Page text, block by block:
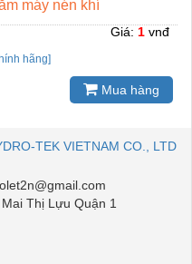
máy nén khí
hãng]
Giá: 1 vnđ
Mua hàng
TEK VIETNAM CO., LTD
Thị Lựu Quận 1